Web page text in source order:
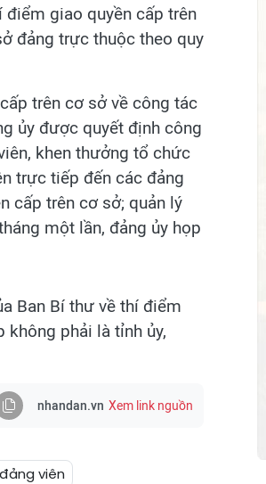
điểm giao quyền cấp trên
đảng trực thuộc theo quy
trên cơ sở về công tác
ủy được quyết định công
khen thưởng tổ chức
trực tiếp đến các đảng
cấp trên cơ sở; quản lý
một lần, đảng ủy họp
Ban Bí thư về thí điểm
phải là tỉnh ủy,
nhandan.vn Xem link nguồn
viên